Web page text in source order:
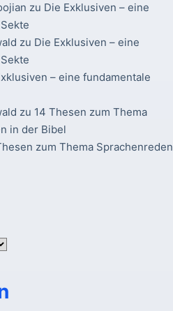
zu Die Exklusiven – eine
zu Die Exklusiven – eine
– eine fundamentale
zu 14 Thesen zum Thema
in der Bibel
zum Thema Sprachenreden